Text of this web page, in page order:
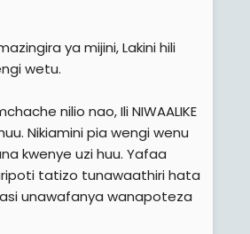
ya mijini, Lakini hili
wetu.
nilio nao, Ili NIWAALIKE
Nikiamini pia wengi wenu
kwenye uzi huu. Yafaa
tatizo tunawaathiri hata
unawafanya wanapoteza